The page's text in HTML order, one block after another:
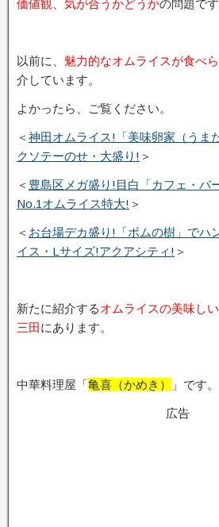
価値観 気が合うかどうかの問題です
以前に、 魅力的なオムライスが食べ
介しています。
よかったら、ご覧ください。
＜神田オムライス!「美味卵家（うま
クソテーのせ・大盛り! ＞
＜ 豊島区メガ盛り!目白「カフェ・
No.1オムライス特大! ＞
＜ お台場デカ盛り!「ポムの樹」でハ
イス・Lサイズ!アクアシティ! ＞
新たに紹介するオムライスの美味し
三田にあります。
中華料理屋「亀喜（かめき） 」です。
広告